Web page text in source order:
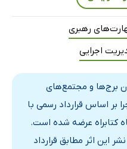
محلی
رهبری
اجرایی
برج‌ها و مجتمع‌های
بر اساس قرارداد رسمی با
کتابراه عرضه شده است.
این اثر مطابق قرارداد